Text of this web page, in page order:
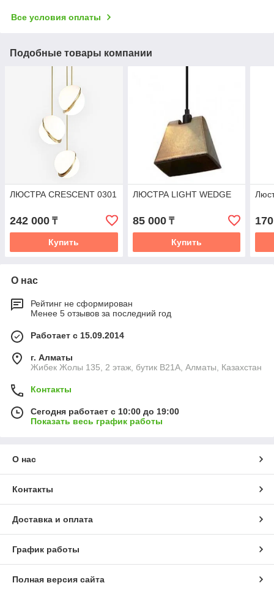
Все условия оплаты
Подобные товары компании
ЛЮСТРА CRESCENT 0301
242 000 ₸
Купить
ЛЮСТРА LIGHT WEDGE
85 000₸
Купить
О нас
Рейтинг не сформирован
Менее 5 отзывов за последний год
Работает с 15.09.2014
г. Алматы
Жибек Жолы 135, 2 этаж, бутик B21A, Алматы, Казахстан
Контакты
Сегодня работает с 10:00 до 19:00
Показать весь график работы
О нас
Контакты
Доставка и оплата
График работы
Полная версия сайта